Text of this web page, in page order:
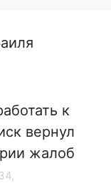
к
вернул
жалоб